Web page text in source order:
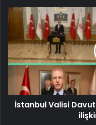
İstanbul Valisi Davut